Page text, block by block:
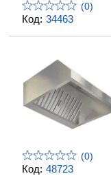
Код: 34463
(0)
Код: 48723
(0)